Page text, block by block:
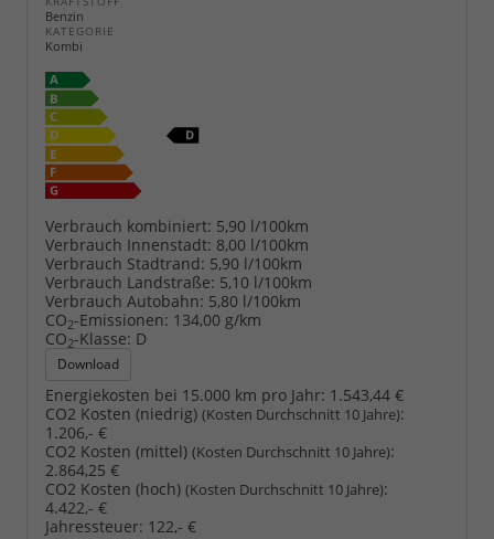
Benzin
KATEGORIE
Kombi
Verbrauch kombiniert: 5,90 l/100km
Verbrauch Innenstadt: 8,00 l/100km
Verbrauch Stadtrand: 5,90 l/100km
Verbrauch Landstraße: 5,10 l/100km
Verbrauch Autobahn: 5,80 l/100km
CO2-Emissionen: 134,00 g/km
CO2-Klasse: D
Download
Energiekosten bei 15.000 km pro Jahr: 1.543,44 €
CO2 Kosten (niedrig) (Kosten Durchschnitt 10 Jahre):
1.206,- €
CO2 Kosten (mittel) (Kosten Durchschnitt 10 Jahre):
2.864,25 €
CO2 Kosten (hoch) (Kosten Durchschnitt 10 Jahre):
4.422,- €
Jahressteuer: 122,- €